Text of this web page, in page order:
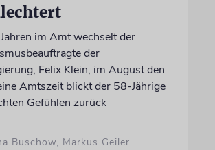
im Amt wechselt der
der
Felix Klein, im August den
Amtszeit blickt der 58-Jährige
Gefühlen zurück
Buschow, Markus Geiler